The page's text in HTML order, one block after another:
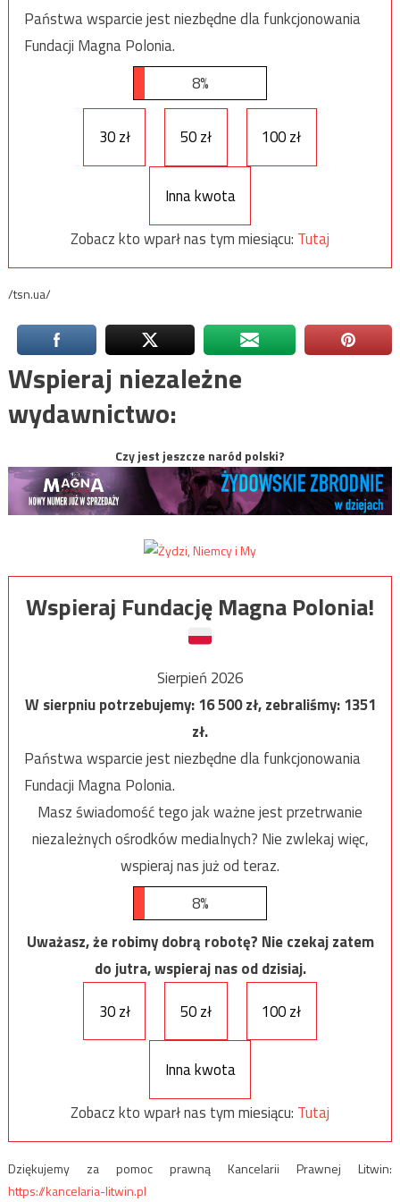
Państwa wsparcie jest niezbędne dla funkcjonowania
Fundacji Magna Polonia.
8%
30 zł 50 zł 100 zł
Inna kwota
Zobacz kto wparł nas tym miesiącu: Tutaj
/tsn.ua/
Wspieraj niezależne
wydawnictwo:
Czy jest jeszcze naród polski?
Wspieraj Fundację Magna Polonia!
Sierpień 2026
W sierpniu potrzebujemy:16 500zł, zebraliśmy:1351
zł.
Państwa wsparcie jest niezbędne dla funkcjonowania
Fundacji Magna Polonia.
Masz świadomość tego jak ważne jest przetrwanie
niezależnych ośrodków medialnych? Nie zwlekaj więc,
wspieraj nas już od teraz.
8%
Uważasz, że robimy dobrą robotę? Nie czekaj zatem
do jutra, wspieraj nas od dzisiaj.
30 zł
50 zł 100 zł
Inna kwota
Zobacz kto wparł nas tym miesiącu: Tutaj
Dziękujemy za pomoc prawną Kancelarii Prawnej Litwin:
https://kancelaria-litwin.pl